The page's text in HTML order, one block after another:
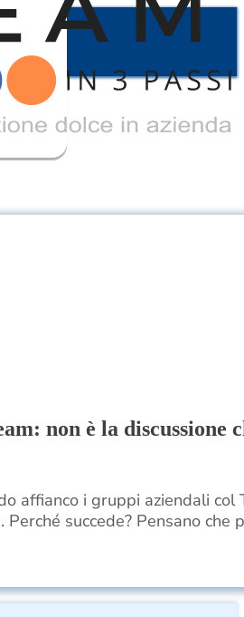
non è la discussione
affianco i gruppi aziendali col
Perché succede? Pensano che